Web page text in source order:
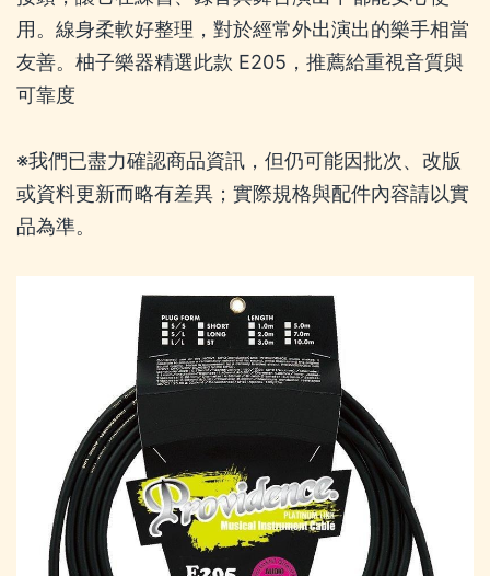
用。線身柔軟好整理，對於經常外出演出的樂手相當
友善。柚子樂器精選此款 E205，推薦給重視音質與
可靠度
※我們已盡力確認商品資訊，但仍可能因批次、改版
或資料更新而略有差異；實際規格與配件內容請以實
品為準。